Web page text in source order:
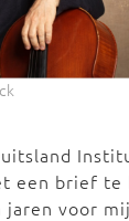
een brief te
jaren voor